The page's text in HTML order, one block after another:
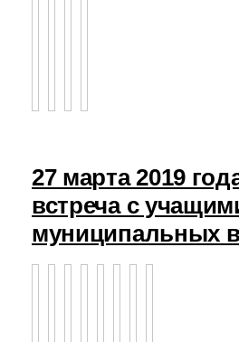
27 марта 2019
встреча с
муниципальных